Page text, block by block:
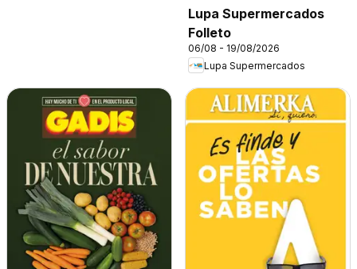
Lupa Supermercados
Folleto
06/08 - 19/08/2026
Lupa Supermercados